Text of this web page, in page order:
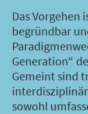
Das Vorgehen
begründbar
Generation“
Gemeint sind
sowohl